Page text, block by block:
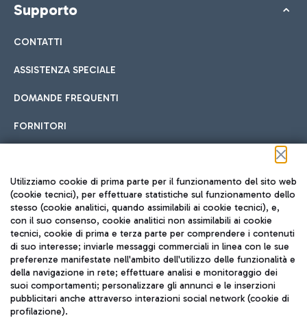
Supporto
CONTATTI
ASSISTENZA SPECIALE
DOMANDE FREQUENTI
FORNITORI
Seguici sui social
TRAVEL JOURNAL
ITA
Utilizziamo cookie di prima parte per il funzionamento del sito web
(cookie tecnici), per effettuare statistiche sul funzionamento dello
stesso (cookie analitici, quando assimilabili ai cookie tecnici), e,
con il suo consenso, cookie analitici non assimilabili ai cookie
tecnici, cookie di prima e terza parte per comprendere i contenuti
di suo interesse; inviarle messaggi commerciali in linea con le sue
preferenze manifestate nell'ambito dell'utilizzo delle funzionalità e
della navigazione in rete; effettuare analisi e monitoraggio dei
suoi comportamenti; personalizzare gli annunci e le inserzioni
pubblicitari anche attraverso interazioni social network (cookie di
profilazione).